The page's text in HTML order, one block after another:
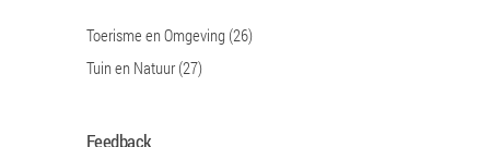
Toerisme en Omgeving (26)
Tuin en Natuur (27)
Feedback